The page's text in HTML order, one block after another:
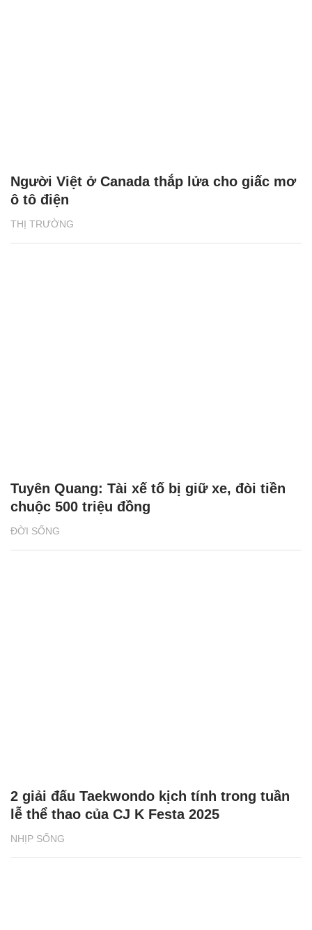
THỊ TRƯỜNG
Người Việt ở Canada thắp lửa cho giấc mơ
ô tô điện
ĐỜI SỐNG
Tuyên Quang: Tài xế tố bị giữ xe, đòi tiền
chuộc 500 triệu đồng
NHỊP SỐNG
2 giải đấu Taekwondo kịch tính trong tuần
lễ thể thao của CJ K Festa 2025